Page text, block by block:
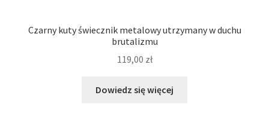
Czarny kuty świecznik metalowy utrzymany w duchu
brutalizmu
119,00 zł
Dowiedz się więcej